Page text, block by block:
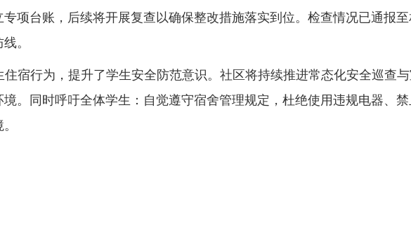
项台账，后续将开展复查以确保整改措施落实到位。检查情况已通报
。
宿行为，提升了学生安全防范意识。社区将持续推进常态化安全巡查
。同时呼吁全体学生： 自觉遵守宿舍管理规定，杜绝使用违规电器、